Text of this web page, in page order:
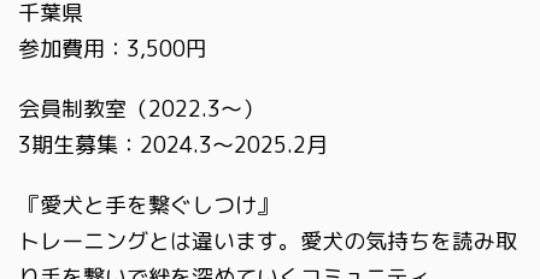
千葉県
参加費用：3,500円
会員制教室（2022.3〜）
3期生募集：2024.3〜2025.2月
『愛犬と手を繋ぐしつけ』
トレーニングとは違います。愛犬の気持ちを読み取